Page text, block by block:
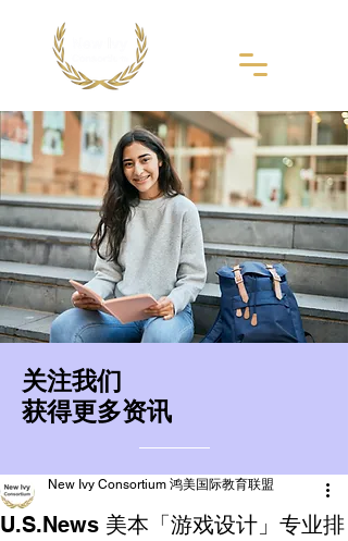
​关注我们
获得更多资讯
U.S.News 美本「游戏设计」专业排
New Ivy Consortium 鸿美国际教育联盟